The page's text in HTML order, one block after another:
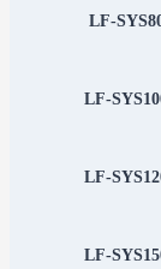
LF-
LF-
LF-
LF-